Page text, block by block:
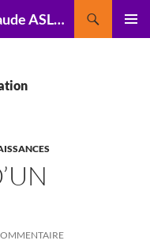
PHYSMATIQUES, le blog de Claude ASLANGUL, physicien théoricien